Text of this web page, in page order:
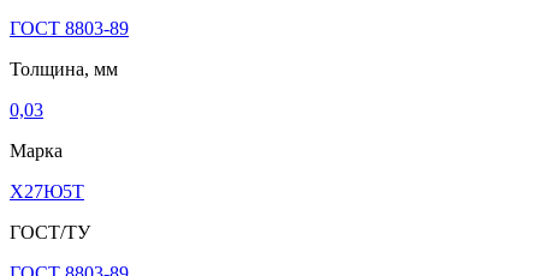
ГОСТ 8803-89
Толщина, мм
0,03
Марка
Х27Ю5Т
ГОСТ/ТУ